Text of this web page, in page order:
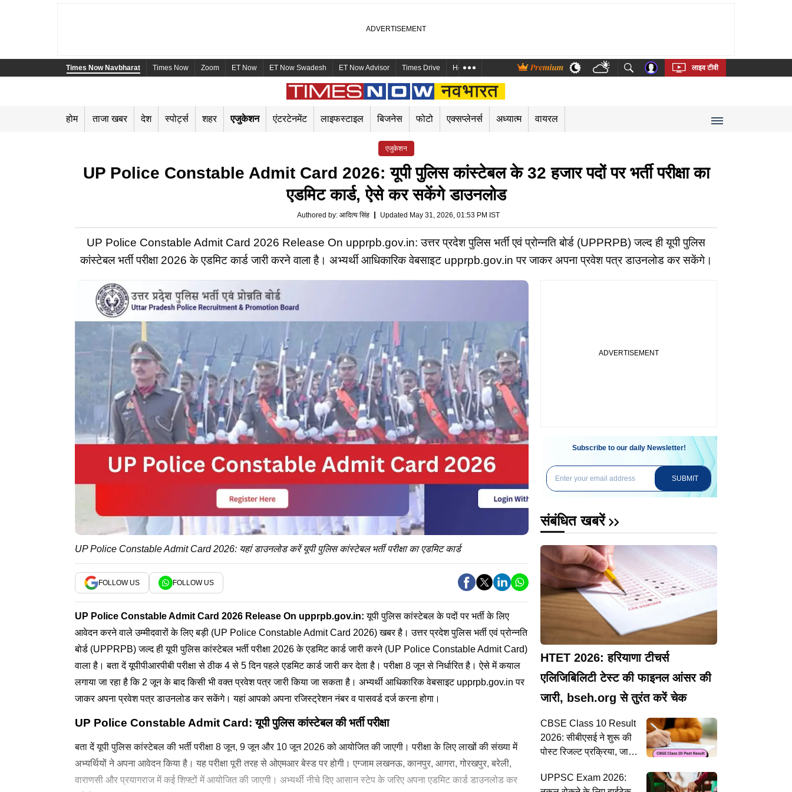
Times Now Navbharat Times Now Zoom ET Now ET Now Swadesh ET Now Advisor Times Drive Health and Me Marathi Bengali Telugu Tamil Kannada Malayalam
लाइव टीवी
होम ताजा खबर देश स्पोर्ट्स शहर एजुकेशन एंटरटेनमेंट लाइफस्टाइल बिजनेस फोटो एक्सप्लेनर्स अध्यात्म वायरल
एजुकेशन
UP Police Constable Admit Card 2026: यूपी पुलिस कांस्टेबल के 32 हजार पदों पर भर्ती परीक्षा का
एडमिट कार्ड, ऐसे कर सकेंगे डाउनलोड
Authored by: आदित्य सिंह Updated May 31, 2026, 01:53 PM IST
UP Police Constable Admit Card 2026 Release On upprpb.gov.in: उत्तर प्रदेश पुलिस भर्ती एवं प्रोन्नति बोर्ड (UPPRPB) जल्द ही यूपी पुलिस
कांस्टेबल भर्ती परीक्षा 2026 के एडमिट कार्ड जारी करने वाला है। अभ्यर्थी आधिकारिक वेबसाइट upprpb.gov.in पर जाकर अपना प्रवेश पत्र डाउनलोड कर सकेंगे।
UP Police Constable Admit Card 2026: यहां डाउनलोड करें यूपी पुलिस कांस्टेबल भर्ती परीक्षा का एडमिट कार्ड
FOLLOW US FOLLOW US
UP Police Constable Admit Card 2026 Release On upprpb.gov.in:यूपी पुलिस कांस्टेबल के पदों पर भर्ती के लिए
आवेदन करने वाले उम्मीदवारों के लिए बड़ी (UP Police Constable Admit Card 2026) खबर है। उत्तर प्रदेश पुलिस भर्ती एवं प्रोन्नति
बोर्ड (UPPRPB) जल्द ही यूपी पुलिस कांस्टेबल भर्ती परीक्षा 2026 के एडमिट कार्ड जारी करने (UP Police Constable Admit Card)
वाला है। बता दें यूपीपीआरपीबी परीक्षा से ठीक 4 से 5 दिन पहले एडमिट कार्ड जारी कर देता है। परीक्षा 8 जून से निर्धारित है। ऐसे में कयाल
लगाया जा रहा है कि 2 जून के बाद किसी भी वक्त प्रवेश पत्र जारी किया जा सकता है। अभ्यर्थी आधिकारिक वेबसाइट upprpb.gov.in पर
जाकर अपना प्रवेश पत्र डाउनलोड कर सकेंगे। यहां आपको अपना रजिस्ट्रेशन नंबर व पासवर्ड दर्ज करना होगा।
UP Police Constable Admit Card: यूपी पुलिस कांस्टेबल की भर्ती परीक्षा
बता दें यूपी पुलिस कांस्टेबल की भर्ती परीक्षा 8 जून, 9 जून और 10 जून 2026 को आयोजित की जाएगी। परीक्षा के लिए लाखों की संख्या में
अभ्यर्थियों ने अपना आवेदन किया है। यह परीक्षा पूरी तरह से ओएमआर बेस्ड पर होगी। एग्जाम लखनऊ, कानपुर, आगरा, गोरखपुर, बरेली,
वाराणसी और प्रयागराज में कई शिफ्टों में आयोजित की जाएगी। अभ्यर्थी नीचे दिए आसान स्टेप के जरिए अपना एडमिट कार्ड डाउनलोड कर
Subscribe to our daily Newsletter!
SUBMIT
संबंधित खबरें
HTET 2026: हरियाणा टीचर्स
एलिजिबिलिटी टेस्ट की फाइनल आंसर की
जारी, bseh.org से तुरंत करें चेक
CBSE Class 10 Result
2026: सीबीएसई ने शुरू की
पोस्ट रिजल्ट प्रक्रिया, जानें
UPPSC Exam 2026: